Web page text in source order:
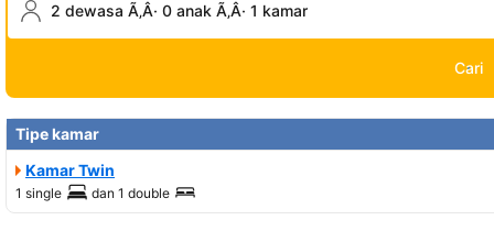
2 dewasa Ã‚Â· 0 anak Ã‚Â· 1 kamar
Cari
Tipe kamar
Kamar Twin
1 single dan 1 double